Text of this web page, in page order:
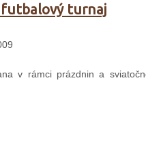
futbalový turnaj
v rámci prázdnin a